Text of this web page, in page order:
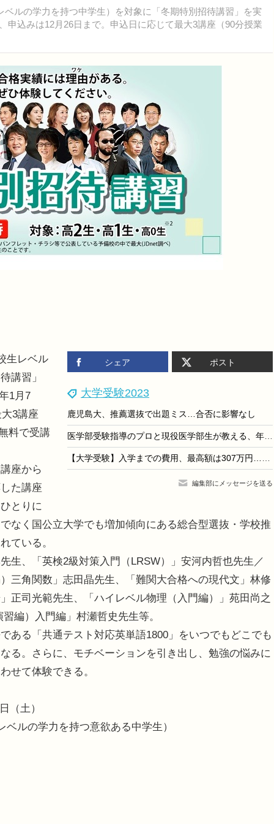
ルの学力を持つ中学生）を対象に「冬期特別招待講習」を実
申込みは12月26日まで。申込日に応じて最大3講座（90分授業
シェア ポスト
大学受験2023
鹿児島大、推薦選抜で出題ミス…合否に影響なし
医学部受験指導のプロと現役医学部生が教える、年内に取り組みたい小論文・面接対策のコツ＜面接編＞
【大学受験】入学までの費用、最高額は307万円…大学生協
編集部にメッセージを送る
生レベル
講習」
1月7
3講座
料で受講
座から
た講座
とりに
なく国公立大学でも増加傾向にある総合型選抜・学校推
ている。
、「英検2級対策入門（LRSW）」安河内哲也先生／
三角関数」志田晶先生、「難関大合格への現代文」林修
正司光範先生、「ハイレベル物理（入門編）」苑田尚之
編）入門編」村瀬哲史先生等。
る「共通テスト対応英単語1800」をいつでもどこでも
る。さらに、モチベーションを引き出し、勉強の悩みに
せて体験できる。
（土）
ルの学力を持つ意欲ある中学生）